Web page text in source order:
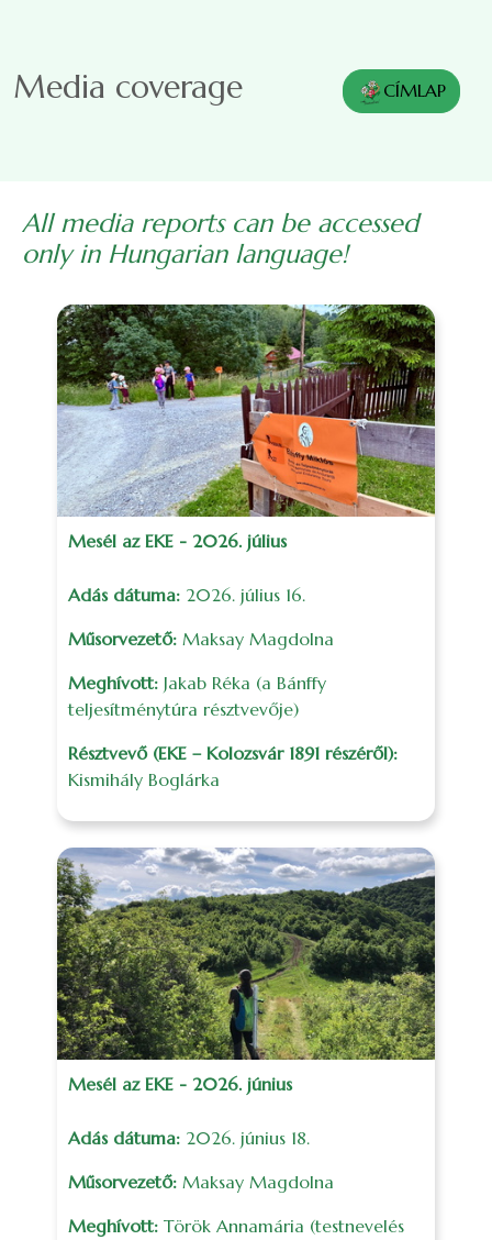
Media coverage CÍMLAP
All media reports can be accessed
only in Hungarian language!
Mesél az EKE - 2026. július
Adás dátuma: 2026. július 16.
Műsorvezető: Maksay Magdolna
Meghívott: Jakab Réka (a Bánffy
teljesítménytúra résztvevője)
Résztvevő (EKE – Kolozsvár 1891 részéről):
Kismihály Boglárka
Mesél az EKE - 2026. június
Adás dátuma: 2026. június 18.
Műsorvezető: Maksay Magdolna
Meghívott: Török Annamária (testnevelés